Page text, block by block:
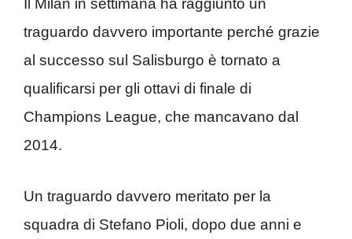
Il Milan in settimana ha raggiunto un
traguardo davvero importante perché grazie
al successo sul Salisburgo è tornato a
qualificarsi per gli ottavi di finale di
Champions League, che mancavano dal
2014.
Un traguardo davvero meritato per la
squadra di Stefano Pioli, dopo due anni e